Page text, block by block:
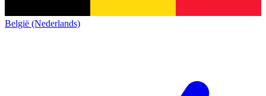
België (Nederlands)